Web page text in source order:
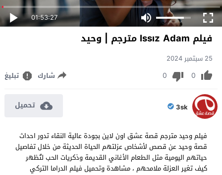
01:53:27
فيلم Issız Adam مترجم | وحيد
25 سبتمبر 2024
0
0 شارك تبليغ
3sk تحميل
فيلم وحيد مترجم قصة عشق اون لاين بجودة عالية النقاء تدور احداث
قصة وحيد عن قصص لأشخاص عزلتهم الحياة الحديثة من خلال تفاصيل
حياتهم اليومية مثل الطعام الأغاني القديمة وذكريات الحب لتُظهر
كيف تغير العزلة ملامحهم ، مشاهدة وتحميل فيلم الدراما التركي